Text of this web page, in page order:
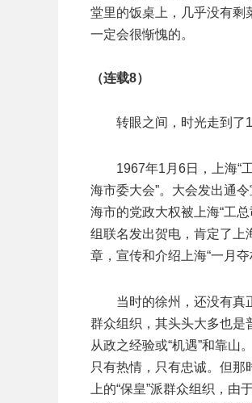
堂里的饭桌上，几乎没有剩
一定会很惭愧的。
（连载8）
转眼之间，时光走到了
1967年1月6日，上海“
海市委大会”。大会发出通
海市的党政大权被上海“工
组联名发出贺电，肯定了上
章，宣传和介绍上海“一月夺
当时的徐州，还没有真
群众组织，其头头大多也是
从政之经验或“机遇”和靠山
只有热情，只有忠诚。但那
上的“保皇”派群众组织，